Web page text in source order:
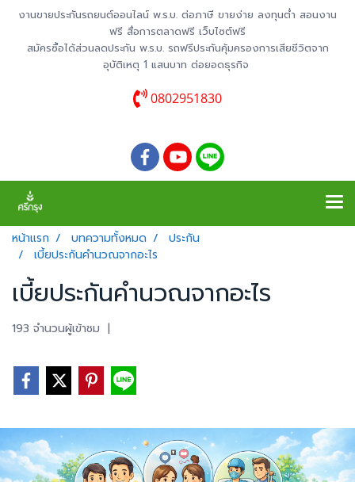
งานขายประกันรถยนต์ออนไลน์ พ.ร.บ. ต่อภาษี ขายง่าย ลงทุนต่ำ สอนงาน
ฟรี สื่อการตลาดฟรี เว็บไซต์ฟรี
สมัครซื้อได้ส่วนลดประกัน พ.ร.บ. รถฟรีประกันคุ้มครองการเสียชีวิตจาก
อุบัติเหตุ 1 แสนบาท ต่อยอดธุรกิจ
0802951830
หน้าแรก บทความทั้งหมด
ประกัน
เบี้ยประกันคำนวณจากอะไร
เบี้ยประกันคำนวณจากอะไร
193 จำนวนผู้เข้าชม |